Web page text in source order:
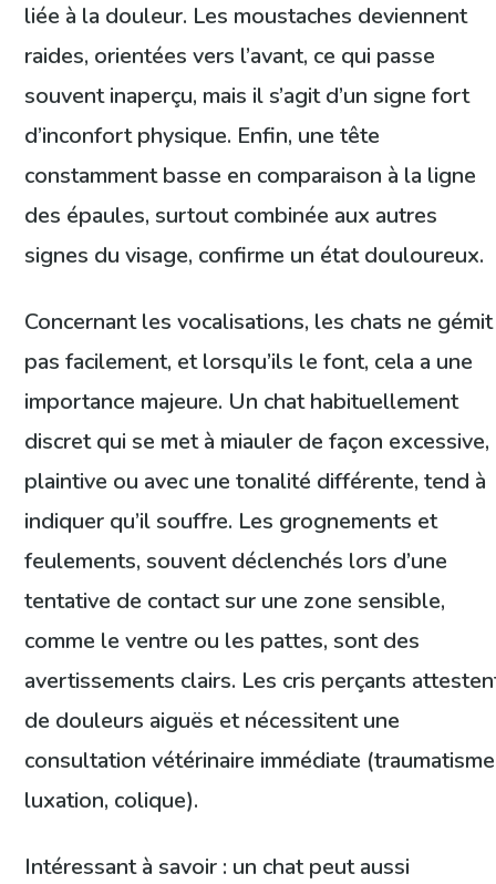
liée à la douleur. Les moustaches deviennent
raides, orientées vers l’avant, ce qui passe
souvent inaperçu, mais il s’agit d’un signe fort
d’inconfort physique. Enfin, une tête
constamment basse en comparaison à la ligne
des épaules, surtout combinée aux autres
signes du visage, confirme un état douloureux.
Concernant les vocalisations, les chats ne gémit
pas facilement, et lorsqu’ils le font, cela a une
importance majeure. Un chat habituellement
discret qui se met à miauler de façon excessive,
plaintive ou avec une tonalité différente, tend à
indiquer qu’il souffre. Les grognements et
feulements, souvent déclenchés lors d’une
tentative de contact sur une zone sensible,
comme le ventre ou les pattes, sont des
avertissements clairs. Les cris perçants
de douleurs aiguës et nécessitent une
consultation vétérinaire immédiate
luxation, colique).
Intéressant à savoir : un chat peut aussi